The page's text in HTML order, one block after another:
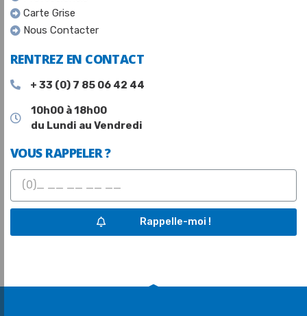
Carte Grise
Nous Contacter
RENTREZ EN CONTACT
+ 33 (0) 7 85 06 42 44
10h00 à 18h00
du Lundi au Vendredi
VOUS RAPPELER ?
Rappelle-moi !